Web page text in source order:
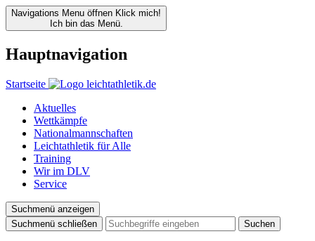
Navigations Menu öffnen Klick mich!
Ich bin das Menü.
Hauptnavigation
Startseite
Aktuelles
Wettkämpfe
Nationalmannschaften
Leichtathletik für Alle
Training
Wir im DLV
Service
Suchmenü anzeigen
Suchmenü schließen
Suchen